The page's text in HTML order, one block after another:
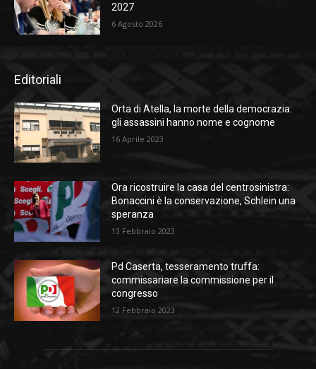
2027
6 Agosto 2026
Editoriali
Orta di Atella, la morte della democrazia:
gli assassini hanno nome e cognome
16 Aprile 2023
Ora ricostruire la casa del centrosinistra:
Bonaccini è la conservazione, Schlein una
speranza
13 Febbraio 2023
Pd Caserta, tesseramento truffa:
commissariare la commissione per il
congresso
12 Febbraio 2023